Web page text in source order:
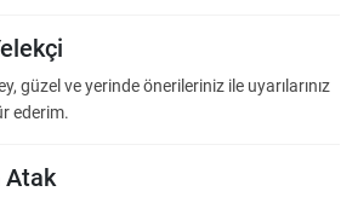
güzel ve yerinde önerileriniz ile uyarılarınız
ederim.
Atak